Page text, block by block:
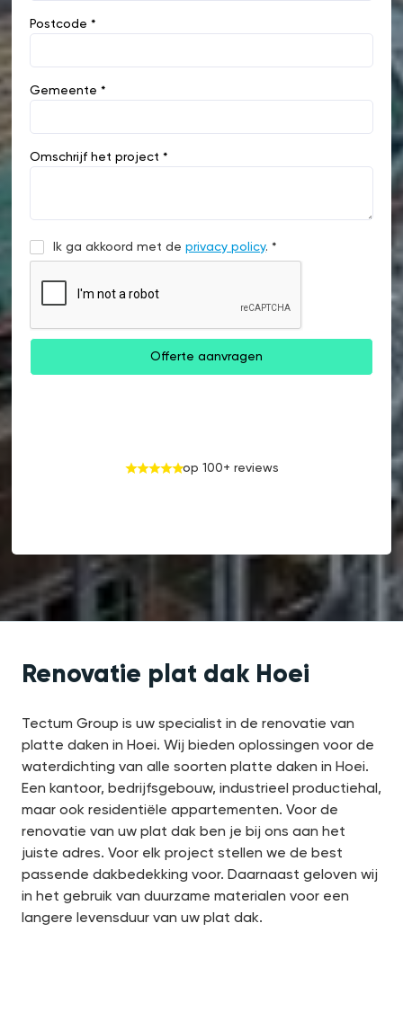
Postcode *
Gemeente *
Omschrijf het project *
Ik ga akkoord met deprivacy policy. *
op 100+ reviews
Renovatie plat dak Hoei
Tectum Group is uw specialist in de renovatie van
platte daken in Hoei. Wij bieden oplossingen voor de
waterdichting van alle soorten platte daken in Hoei.
Een kantoor, bedrijfsgebouw, industrieel productiehal,
maar ook residentiële appartementen. Voor de
renovatie van uw plat dak ben je bij ons aan het
juiste adres. Voor elk project stellen we de best
passende dakbedekking voor. Daarnaast geloven wij
in het gebruik van duurzame materialen voor een
langere levensduur van uw plat dak.